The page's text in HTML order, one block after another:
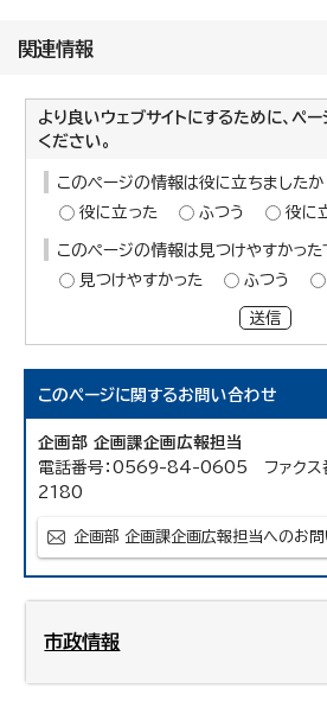
関連情報
より良いウェブサイトにするために、ペ
ください。
このページの情報は役に立ちましたか
役に立った
ふつう 役に
このページの情報は見つけやすかった
見つけやすかった
ふつう
送信
このページに関するお問い合わせ
企画部 企画課企画広報担当
電話番号：0569-84-0605 ファクス
2180
企画部 企画課企画広報担当へのお
市政情報